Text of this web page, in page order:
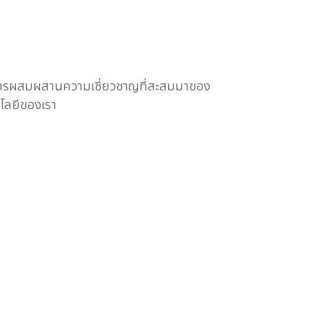
รผสมผสานความเชี่ยวชาญที่สะสมมาของ
ยีของเรา